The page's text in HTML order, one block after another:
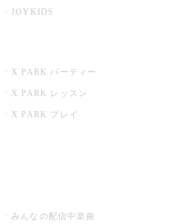
JOYKIDS
X PARK パーティー
X PARK レッスン
X PARK プレイ
みんなの配信中楽曲